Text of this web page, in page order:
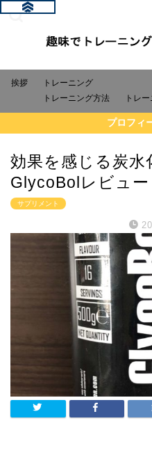
挨拶
トレーニング
トレーニング方法
トレ
プロフィ
効果を感じる炭水
GlycoBolレビュー
サプリメント